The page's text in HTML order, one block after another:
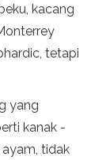
kacang
tetapi
yang
kanak -
tidak